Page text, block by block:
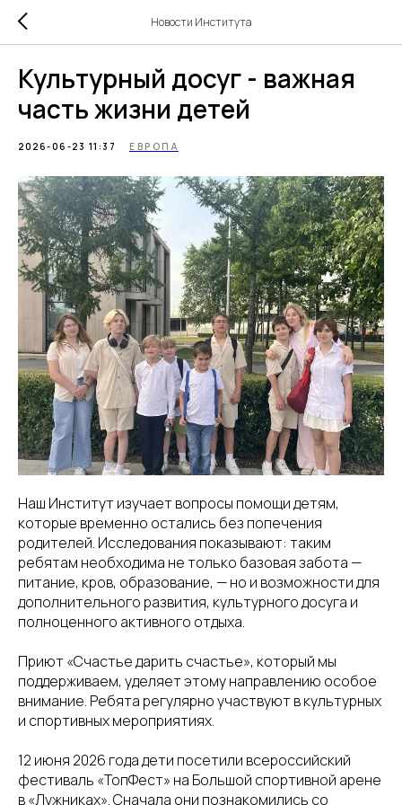
Новости Института
Культурный досуг - важная
часть жизни детей
2026-06-23 11:37 ЕВРОПА
Наш Институт изучает вопросы помощи детям,
которые временно остались без попечения
родителей. Исследования показывают: таким
ребятам необходима не только базовая забота —
питание, кров, образование, — но и возможности для
дополнительного развития, культурного досуга и
полноценного активного отдыха.
Приют «Счастье дарить счастье», который мы
поддерживаем, уделяет этому направлению особое
внимание. Ребята регулярно участвуют в культурных
и спортивных мероприятиях.
12 июня 2026 года дети посетили всероссийский
фестиваль «ТопФест» на Большой спортивной арене
в «Лужниках». Сначала они познакомились со